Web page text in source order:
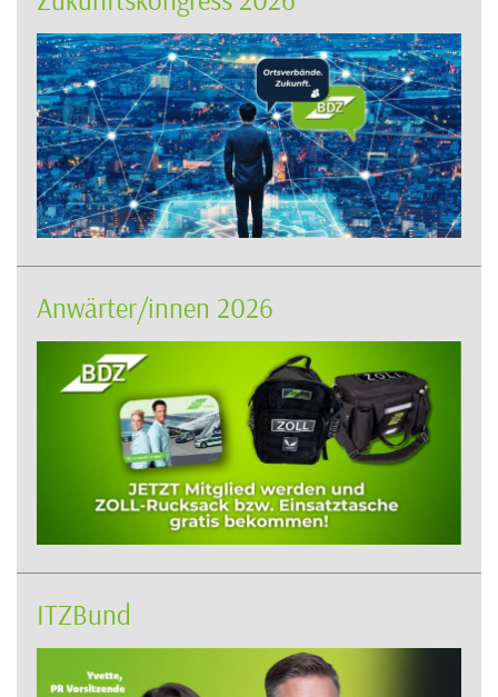
Anwärter/innen 2026
ITZBund